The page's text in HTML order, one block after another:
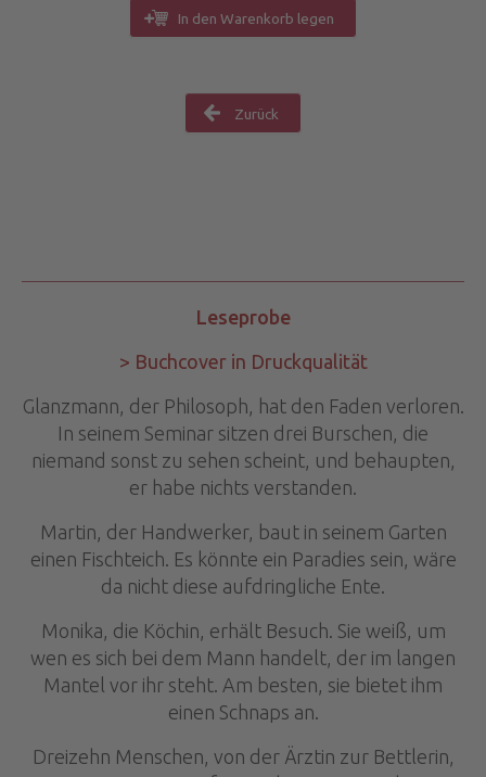
In den Warenkorb legen
Zurück
Leseprobe
> Buchcover in Druckqualität
Glanzmann, der Philosoph, hat den Faden verloren.
In seinem Seminar sitzen drei Burschen, die
niemand sonst zu sehen scheint, und behaupten,
er habe nichts verstanden.
Martin, der Handwerker, baut in seinem Garten
einen Fischteich. Es könnte ein Paradies sein, wäre
da nicht diese aufdringliche Ente.
Monika, die Köchin, erhält Besuch. Sie weiß, um
wen es sich bei dem Mann handelt, der im langen
Mantel vor ihr steht. Am besten, sie bietet ihm
einen Schnaps an.
Dreizehn Menschen, von der Ärztin zur Bettlerin,